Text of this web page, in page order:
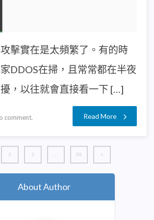
擊實在是太頻繁了。有的時
DDOS在掃，且常常都在半夜
，以往就會直接看一下 […]
comment. Read More
2 3 68 »
About Author